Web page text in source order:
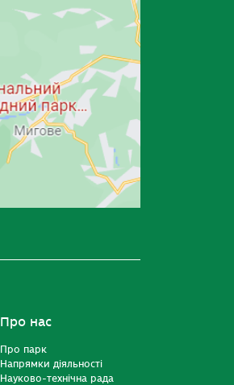
Про нас
Про парк
Напрямки діяльності
Науково-технічна рада